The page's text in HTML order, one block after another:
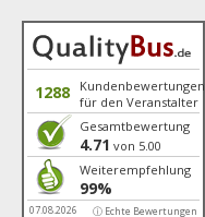
1288
Kundenbewertungen
für den Veranstalter
Gesamtbewertung
4.71 von 5.00
Weiterempfehlung
99%
07.08.2026 ⓘ Echte Bewertungen